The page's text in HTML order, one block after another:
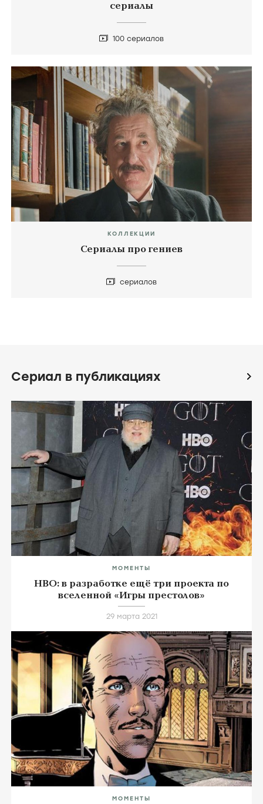
сериалы
100 сериалов
КОЛЛЕКЦИИ
Сериалы про гениев
сериалов
Сериал в публикациях icon
МОМЕНТЫ
HBO: в разработке ещё три проекта по
вселенной «Игры престолов»
29 марта 2021
МОМЕНТЫ